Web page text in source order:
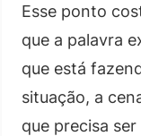
Esse ponto
que a palavra
que está
situação, a
que precisa